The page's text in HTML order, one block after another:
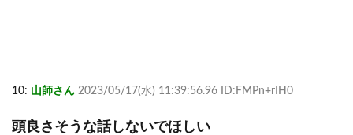
10: 山師さん 2023/05/17(水) 11:39:56.96 ID:FMPn+rIH0
頭良さそうな話しないでほしい